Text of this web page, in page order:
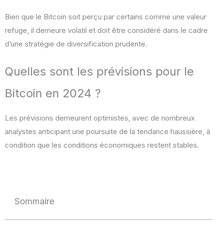
Bien que le Bitcoin soit perçu par certains comme une valeur
refuge, il demeure volatil et doit être considéré dans le cadre
d’une stratégie de diversification prudente.
Quelles sont les prévisions pour le
Bitcoin en 2024 ?
Les prévisions demeurent optimistes, avec de nombreux
analystes anticipant une poursuite de la tendance haussière, à
condition que les conditions économiques restent stables.
Sommaire